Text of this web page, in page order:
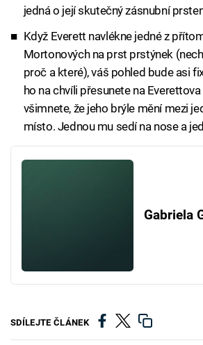
jedná o její skutečný zásnubní
Když Everett navlékne jedné z
Mortonových na prst prstýnek
proč a které), váš pohled bude asi
ho na chvíli přesunete na
všimnete, že jeho brýle mění mezi
místo. Jednou mu sedí na nose a
Gabriela
SDÍLEJTE ČLÁNEK